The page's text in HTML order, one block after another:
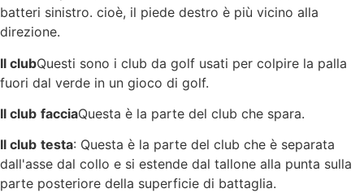
batteri sinistro. cioè, il piede destro è più vicino alla
direzione.
Il clubQuesti sono i club da golf usati per colpire la palla
fuori dal verde in un gioco di golf.
Il club facciaQuesta è la parte del club che spara.
Il club testa: Questa è la parte del club che è separata
dall'asse dal collo e si estende dal tallone alla punta sulla
parte posteriore della superficie di battaglia.